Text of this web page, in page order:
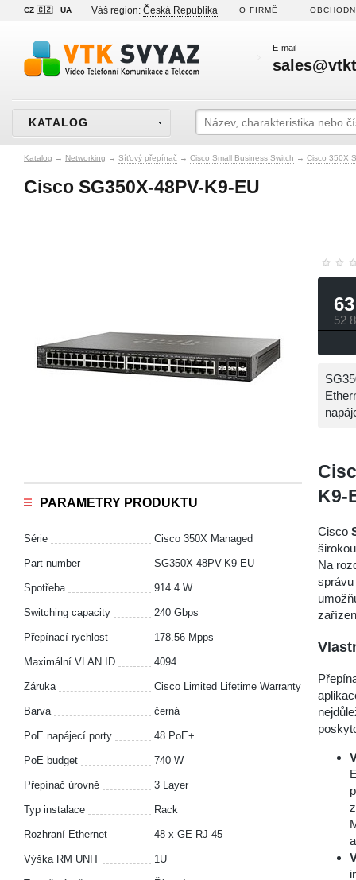
CZ 🇨🇿 UA Váš region: Česká Republika O FIRMĚ
E-mail
KATALOG
Katalog → Networking → Síťový přepínač → Cisco Small Business Switch → Cisco 350X
Cisco SG350X-48PV-K9-EU
PARAMETRY PRODUKTU
Série Cisco 350X Managed
Part number SG350X-48PV-K9-EU
Spotřeba 914.4 W
Switching capacity 240 Gbps
Přepínací rychlost 178.56 Mpps
Maximální VLAN ID 4094
Záruka Cisco Limited Lifetime Warranty
Barva černá
PoE napájecí porty 48 PoE+
PoE budget 740 W
Přepínač úrovně 3 Layer
Typ instalace Rack
Rozhraní Ethernet 48 x GE RJ-45
Výška RM UNIT 1U
52
K9-
Cisco
Na